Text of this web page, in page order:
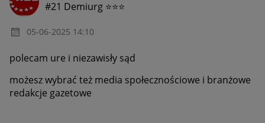
#21 Demiurg ⭐⭐⭐
‎05-06-2025 14:10
polecam ure i niezawisły sąd
możesz wybrać też media społecznościowe i branżowe
redakcje gazetowe